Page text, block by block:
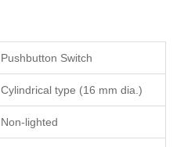
Pushbutton Switch
Cylindrical type (16 mm dia.)
Non-lighted